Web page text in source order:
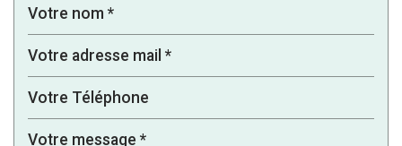
statistiques
Nombre d'habitants
2 705
Propriétaires (vs. locataires)
Taxe habitation